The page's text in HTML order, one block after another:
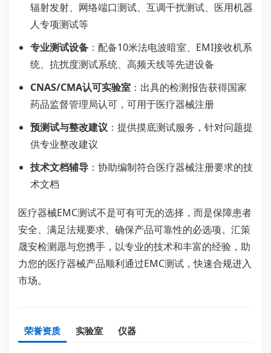
辐射发射、网络端口测试、互调干扰测试、医用机器
人专项测试等
专业测试设备 ：配备10米法电波暗室、EMI接收机系
统、抗扰度测试系统、高频天线等先进设备
CNAS/CMA认可实验室 ：出具的检测报告获得国家
药品监督管理局认可，可用于医疗器械注册
预测试与整改建议 ：提供摸底测试服务，针对问题提
供专业整改建议
技术文档辅导 ：协助编制符合医疗器械注册要求的技
术文档
医疗器械EMC测试不是可有可无的选择，而是保障患者
安全、满足法规要求、确保产品可靠性的必选项。汇策
晟安检测愿与您携手，以专业的技术和丰富的经验，助
力您的医疗器械产品顺利通过EMC测试，快速合规进入
市场。
荣誉资质 实验室 仪器